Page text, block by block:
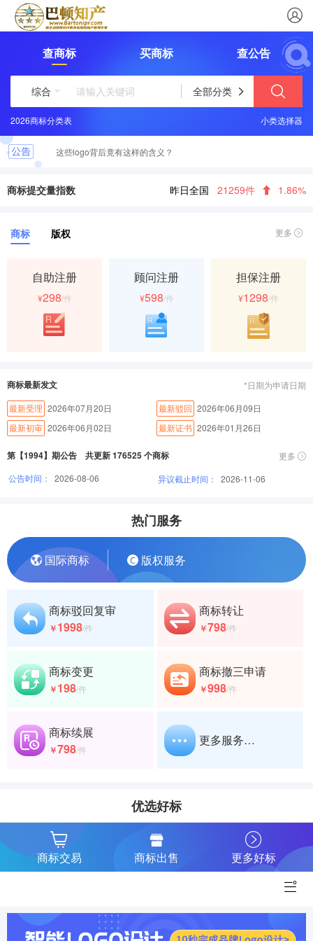
查商标 买商标 查公告
综合 全部分类
2026商标分类表 小类选择器
这些logo背后竟有这样的含义？
最新商标文件送达公告
商标提交量指数 昨日全国 21259件 1.86%
商标 版权 更多
自助注册
¥298/件
顾问注册
¥598/件
担保注册
¥1298/件
商标最新发文
*日期为申请日期
最新受理 2026年07月20日 最新驳回 2026年06月09日
最新初审 2026年06月02日 最新证书 2026年01月26日
第【1994】期公告 共更新 176525 个商标
更多
公告时间：
2026-08-06 异议截止时间： 2026-11-06
热门服务
国际商标 版权服务
商标驳回复审
￥1998/件
商标转让
￥798/件
商标变更
￥198/件
商标撤三申请
￥998/件
商标续展
￥798/件
更多服务…
优选好标
商标交易 商标出售 更多好标